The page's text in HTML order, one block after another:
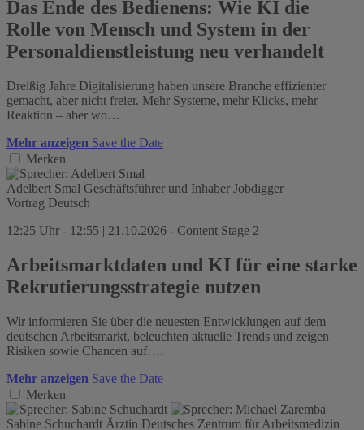
Das Ende des Bedienens: Wie KI die
Rolle von Mensch und System in der
Personaldienstleistung neu verhandelt
Dreißig Jahre Digitalisierung haben unsere Branche effizienter
gemacht, aber nicht freier. Mehr Systeme, mehr Klicks, mehr
Reaktion – aber wo…
Mehr anzeigen Save the Date
Merken
Adelbert Smal Geschäftsführer und Inhaber Jobdigger
Vortrag Deutsch
12:25 Uhr - 12:55 | 21.10.2026 - Content Stage 2
Arbeitsmarktdaten und KI für eine starke
Rekrutierungsstrategie nutzen
Wir informieren Sie über die neuesten Entwicklungen auf dem
deutschen Arbeitsmarkt, beleuchten aktuelle Trends und zeigen
Risiken sowie Chancen auf….
Mehr anzeigen Save the Date
Merken
Sabine Schuchardt Ärztin Deutsches Zentrum für Arbeitsmedizin